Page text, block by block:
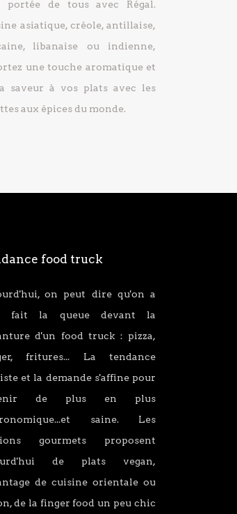
portée de tous avec Régal.
asiatique, créole, antillaise,
libanaise ou indienne,
une touche aromatique et
saveur à vos plats avec les
aux épices du monde.
food truck
on peut dire qu'on a
fait la queue devant la
d'un food truck : pizza,
fritures... La tendance
et la demande s'affine pour
de plus en plus
saine. Les
gourmets proposent
de plats vegan,
de cuisine orientale ou
de la finger food un peu chic